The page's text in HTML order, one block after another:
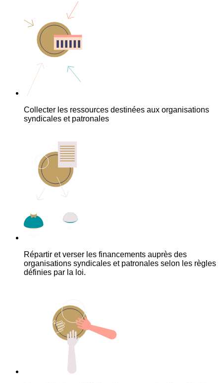
Collecter les ressources destinées aux organisations
syndicales et patronales
Répartir et verser les financements auprès des
organisations syndicales et patronales selon les règles
définies par la loi.